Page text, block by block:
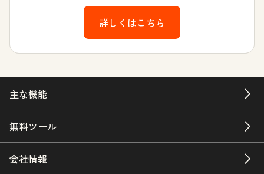
詳しくはこちら
主な機能
無料ツール
会社情報